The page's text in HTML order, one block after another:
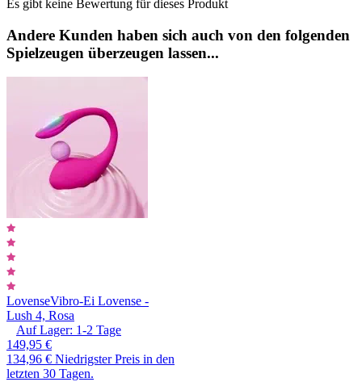
Es gibt keine Bewertung für dieses Produkt
Andere Kunden haben sich auch von den folgenden
Spielzeugen überzeugen lassen...
LovenseVibro-Ei Lovense -
Lush 4, Rosa
Auf Lager: 1-2 Tage
149,95 €
134,96 € Niedrigster Preis in den
letzten 30 Tagen.